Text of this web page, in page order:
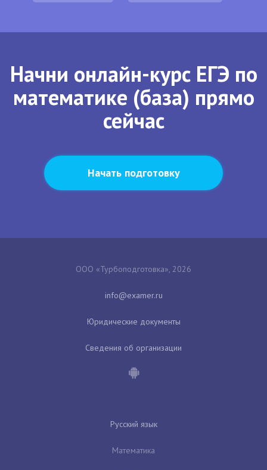
Начни онлайн-курс ЕГЭ по
математике (база) прямо
сейчас
Начать подготовку
ООО «Турбоподготовка», 2026
Юридические документы
Сведения об организации
Русский язык
Математика